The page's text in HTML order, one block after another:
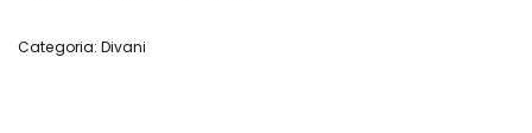
Categoria: Divani